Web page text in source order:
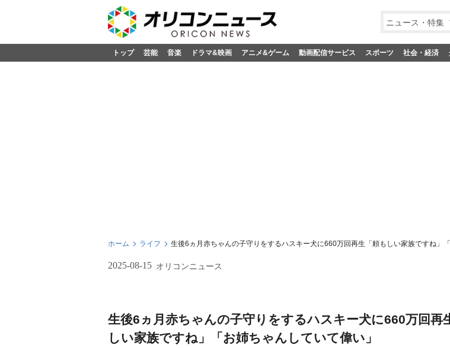
ニュース・特集
トップ 芸能 音楽 ドラマ&映画 アニメ&ゲーム 動画配信サービス スポーツ 社会・経済
ホーム ライフ 生後6ヵ月赤ちゃんの子守りをするハスキー犬に660万回再生「頼もしい家族ですね」
2025-08-15 オリコンニュース
生後6ヵ月赤ちゃんの子守りをするハスキー犬に660万回再
しい家族ですね」「お姉ちゃんしていて偉い」